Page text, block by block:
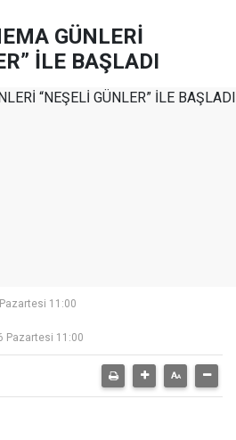
GÜNLERİ
İLE BAŞLADI
11:00
Pazartesi 11:00